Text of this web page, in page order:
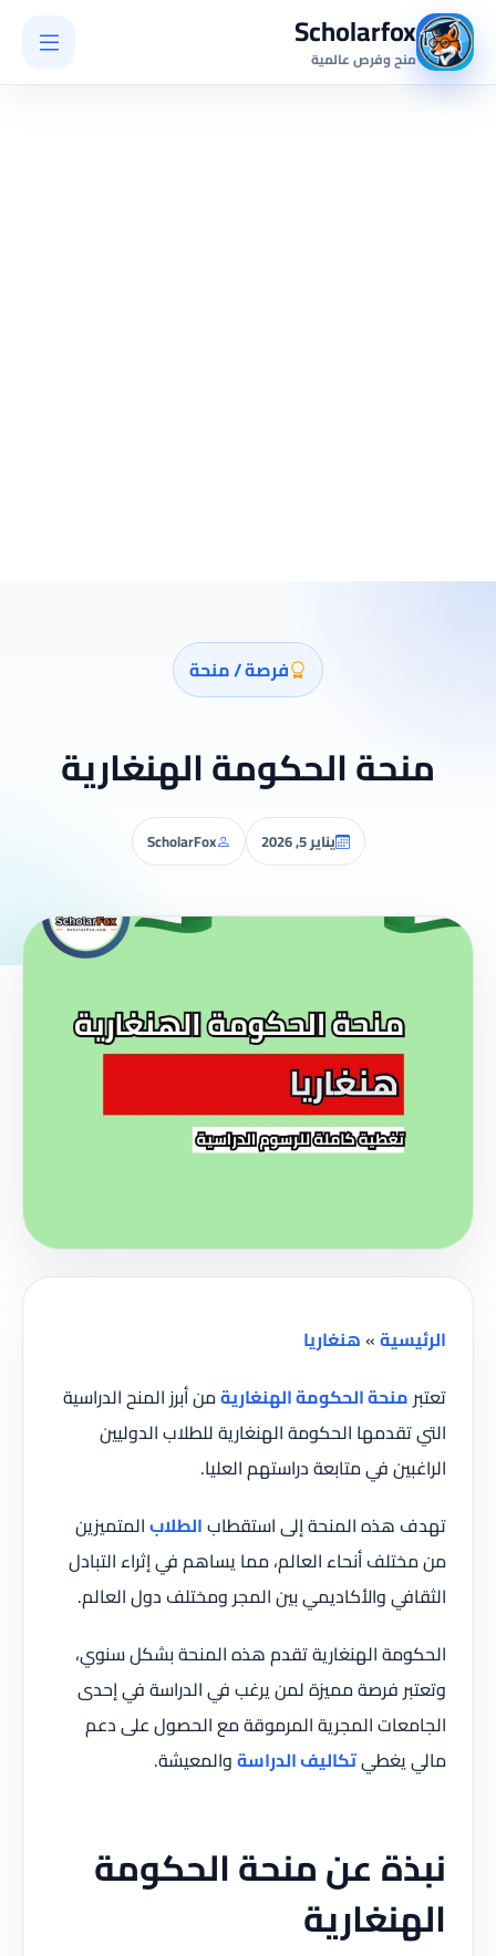
Scholarfox
منح وفرص عالمية
فرصة / منحة
منحة الحكومة الهنغارية
يناير 5, 2026 ScholarFox
الرئيسية»هنغاريا
تعتبرمنحة الحكومة الهنغاريةمن أبرز المنح الدراسية
التي تقدمها الحكومة الهنغارية للطلاب الدوليين
الراغبين في متابعة دراستهم العليا.
تهدف هذه المنحة إلى استقطابالطلابالمتميزين
من مختلف أنحاء العالم، مما يساهم في إثراء التبادل
الثقافي والأكاديمي بين المجر ومختلف دول العالم.
الحكومة الهنغارية تقدم هذه المنحة بشكل سنوي،
وتعتبر فرصة مميزة لمن يرغب في الدراسة في إحدى
الجامعات المجرية المرموقة مع الحصول على دعم
مالي يغطيتكاليف الدراسةوالمعيشة.
نبذة عن منحة الحكومة
الهنغارية